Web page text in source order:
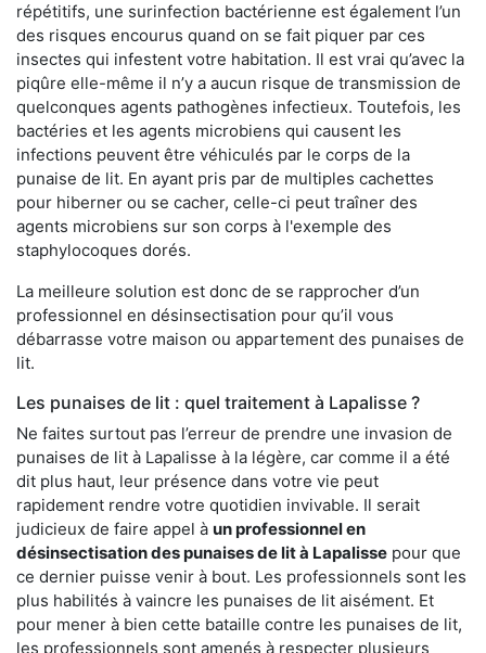
répétitifs, une surinfection bactérienne est également l’un
des risques encourus quand on se fait piquer par ces
insectes qui infestent votre habitation. Il est vrai qu’avec la
piqûre elle-même il n’y a aucun risque de transmission de
quelconques agents pathogènes infectieux. Toutefois, les
bactéries et les agents microbiens qui causent les
infections peuvent être véhiculés par le corps de la
punaise de lit. En ayant pris par de multiples cachettes
pour hiberner ou se cacher, celle-ci peut traîner des
agents microbiens sur son corps à l'exemple des
staphylocoques dorés.
La meilleure solution est donc de se rapprocher d’un
professionnel en désinsectisation pour qu’il vous
débarrasse votre maison ou appartement des punaises de
lit.
Les punaises de lit : quel traitement à Lapalisse ?
Ne faites surtout pas l’erreur de prendre une invasion de
punaises de lit à Lapalisse à la légère, car comme il a été
dit plus haut, leur présence dans votre vie peut
rapidement rendre votre quotidien invivable. Il serait
judicieux de faire appel à un professionnel en
désinsectisation des punaises de lit à Lapalisse pour que
ce dernier puisse venir à bout. Les professionnels sont les
plus habilités à vaincre les punaises de lit aisément. Et
pour mener à bien cette bataille contre les punaises de lit,
les professionnels sont amenés à respecter plusieurs